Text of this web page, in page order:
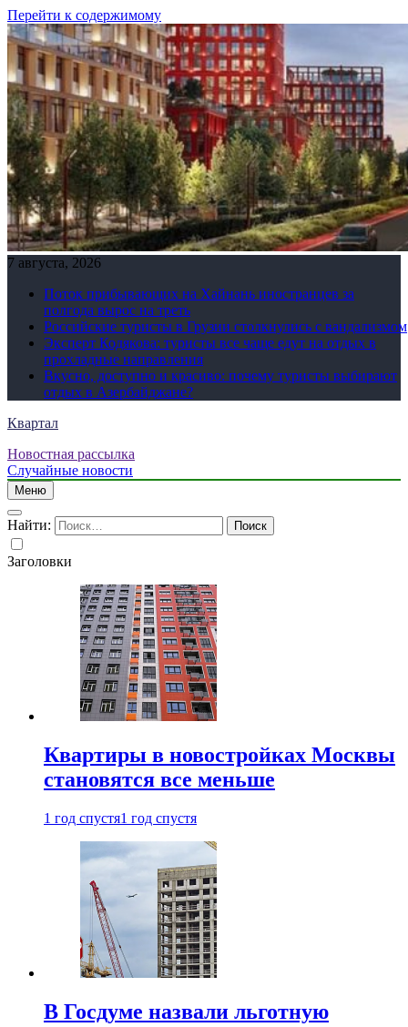
Перейти к содержимому
7 августа, 2026
Поток прибывающих на Хайнань иностранцев за
полгода вырос на треть
Российские туристы в Грузии столкнулись с вандализмом
Эксперт Кодякова: туристы все чаще едут на отдых в
прохладные направления
Вкусно, доступно и красиво: почему туристы выбирают
отдых в Азербайджане?
Квартал
Новостная рассылка
Случайные новости
Меню
Найти:
Заголовки
Квартиры в новостройках Москвы
становятся все меньше
1 год спустя1 год спустя
В Госдуме назвали льготную